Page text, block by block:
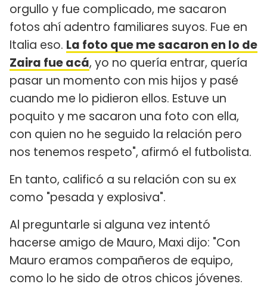
orgullo y fue complicado, me sacaron
fotos ahí adentro familiares suyos. Fue en
Italia eso. La foto que me sacaron en lo de
Zaira fue acá, yo no quería entrar, quería
pasar un momento con mis hijos y pasé
cuando me lo pidieron ellos. Estuve un
poquito y me sacaron una foto con ella,
con quien no he seguido la relación pero
nos tenemos respeto", afirmó el futbolista.
En tanto, calificó a su relación con su ex
como "pesada y explosiva".
Al preguntarle si alguna vez intentó
hacerse amigo de Mauro, Maxi dijo: "Con
Mauro eramos compañeros de equipo,
como lo he sido de otros chicos jóvenes.